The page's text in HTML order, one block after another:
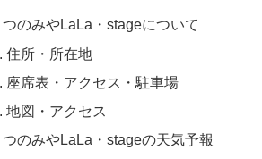
つのみやLaLa・stageについて
住所・所在地
座席表・アクセス・駐車場
地図・アクセス
つのみやLaLa・stageの天気予報